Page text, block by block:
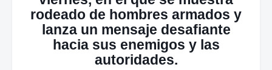
rodeado de hombres armados y
lanza un mensaje desafiante
hacia sus enemigos y las
autoridades.